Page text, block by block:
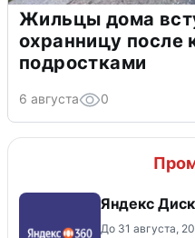
Жильцы дома
охранницу после
подростками
6 августа 0
Яндекс
До 31 августа,